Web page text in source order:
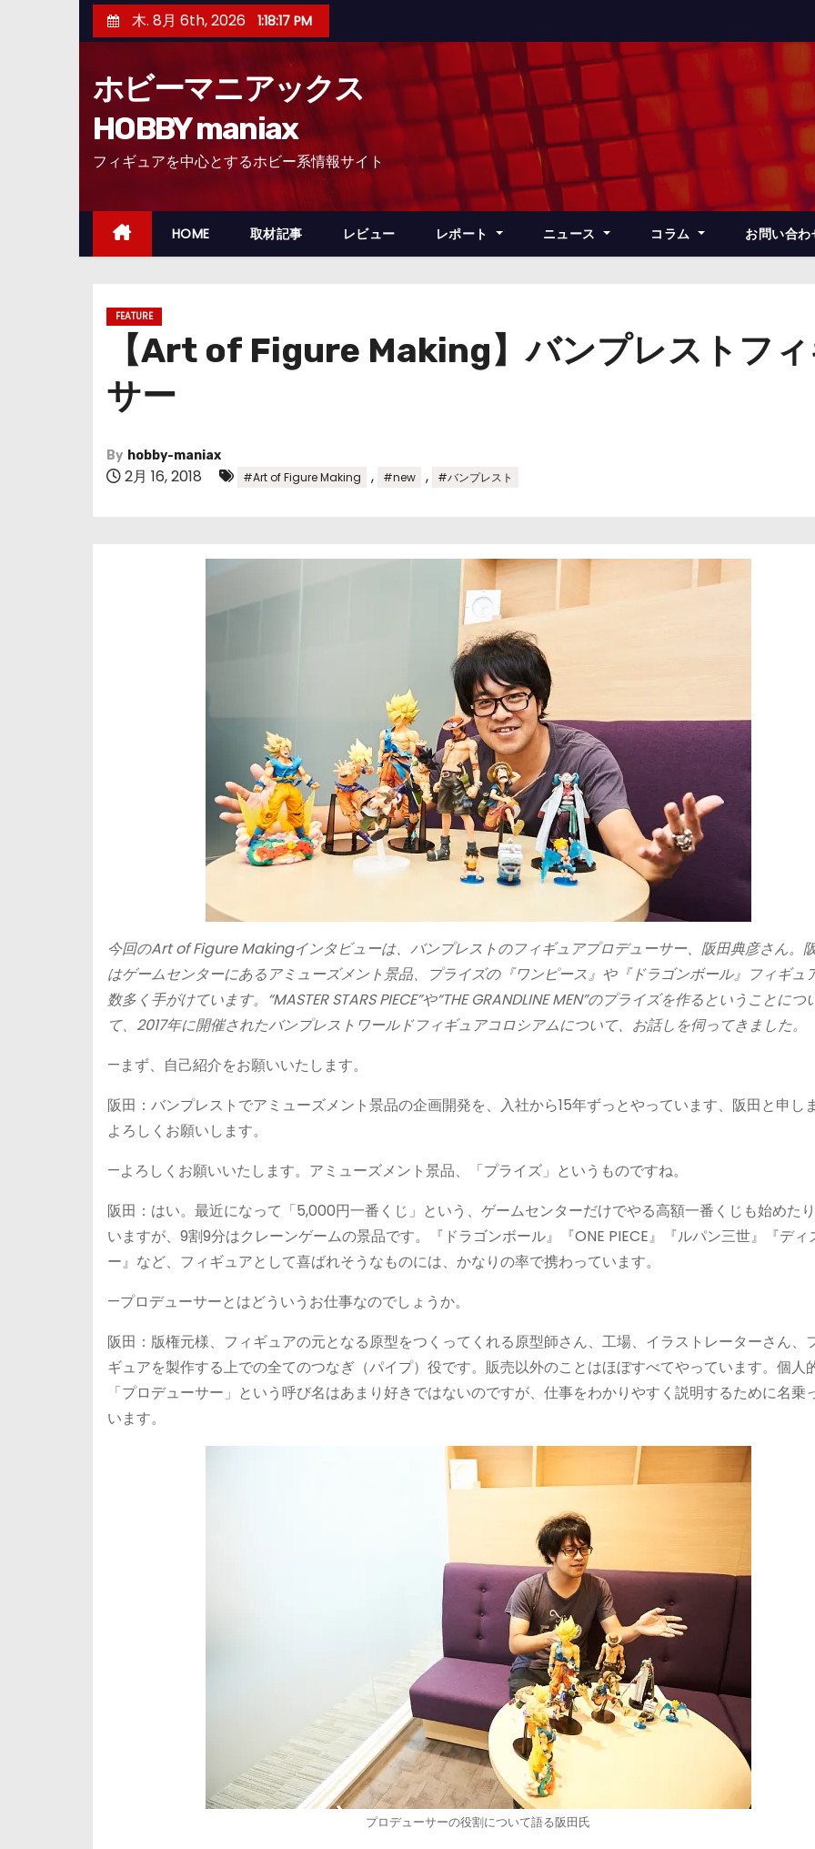
ン
ッ
木. 8月 6th, 2026 1:18:19 PM
ホビーマニアックス
HOBBY maniax
フィギュアを中心とするホビー系情報サイト
HOME 取材記事 レビュー レポート ニュース コラム お問い合わ
FEATURE
【Art of Figure Making】バンプレストフ
サー
By hobby-maniax
2月 16, 2018 #Art of Figure Making , #new , #バンプレスト
今回のArt of Figure Makingインタビューは、バンプレストのフィギュアプロデューサー、阪田典彦さん。
はゲームセンターにあるアミューズメント景品、プライズの『ワンピース』や『ドラゴンボール』フィギュ
数多く手がけています。“MASTER STARS PIECE”や“THE GRANDLINE MEN”のプライズを作るということにつ
て、2017年に開催されたバンプレストワールドフィギュアコロシアムについて、お話しを伺ってきました。
—まず、自己紹介をお願いいたします。
阪田：バンプレストでアミューズメント景品の企画開発を、入社から15年ずっとやっています、阪田と申しま
よろしくお願いします。
—よろしくお願いいたします。アミューズメント景品、「プライズ」というものですね。
阪田：はい。最近になって「5,000円一番くじ」という、ゲームセンターだけでやる高額一番くじも始めた
いますが、9割9分はクレーンゲームの景品です。『ドラゴンボール』『ONE PIECE』『ルパン三世』『ディ
ー』など、フィギュアとして喜ばれそうなものには、かなりの率で携わっています。
—プロデューサーとはどういうお仕事なのでしょうか。
阪田：版権元様、フィギュアの元となる原型をつくってくれる原型師さん、工場、イラストレーターさん、
ギュアを製作する上での全てのつなぎ（パイプ）役です。販売以外のことはほぼすべてやっています。個人
「プロデューサー」という呼び名はあまり好きではないのですが、仕事をわかりやすく説明するために名乗
います。
プロデューサーの役割について語る阪田氏